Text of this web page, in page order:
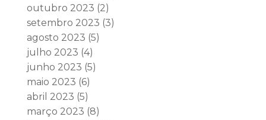
outubro 2023 (2)
setembro 2023 (3)
agosto 2023 (5)
julho 2023 (4)
junho 2023 (5)
maio 2023 (6)
abril 2023 (5)
março 2023 (8)